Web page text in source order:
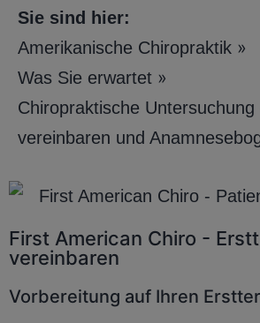
Sie sind hier:
Amerikanische Chiropraktik »
Was Sie erwartet »
Chiropraktische
vereinbaren und
First American Chiro -
vereinbaren
Vorbereitung auf Ihren